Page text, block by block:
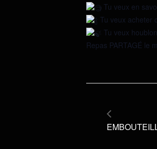
Tu veux en
Tu veux acheter
Tu veux
Repas PARTAGÉ le